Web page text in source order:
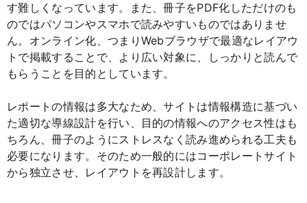
す難しくなっています。また、冊子をPDF化しただけのも
のではパソコンやスマホで読みやすいものではありませ
ん。オンライン化、つまりWebブラウザで最適なレイアウ
トで掲載することで、より広い対象に、しっかりと読んで
もらうことを目的としています。
レポートの情報は多大なため、サイトは情報構造に基づい
た適切な導線設計を行い、目的の情報へのアクセス性はも
ちろん、冊子のようにストレスなく読み進められる工夫も
必要になります。そのため一般的にはコーポレートサイト
から独立させ、レイアウトを再設計します。